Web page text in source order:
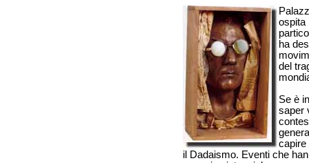
ospita
ha
del
Se è
saper
capire
il Dadaismo. Eventi che